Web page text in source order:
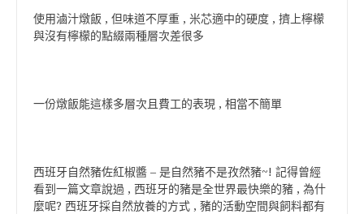
使用滷汁燉飯 , 但味道不厚重 , 米芯適中的硬度 , 擠上檸檬
與沒有檸檬的點綴兩種層次差很多
一份燉飯能這樣多層次且費工的表現 , 相當不簡單
西班牙自然豬佐紅椒醬 – 是自然豬不是孜然豬~! 記得曾經
看到一篇文章說過 , 西班牙的豬是全世界最快樂的豬 , 為什
麼呢? 西班牙採自然放養的方式 , 豬的活動空間與飼料都有